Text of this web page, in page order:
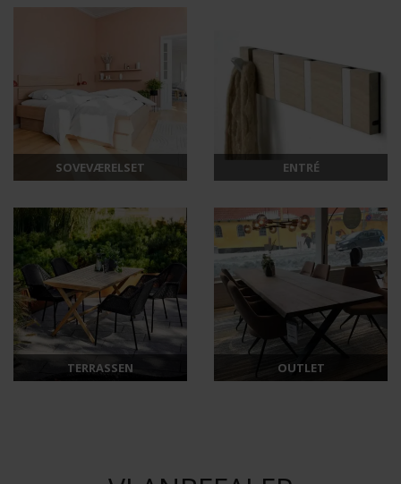
SOVEVÆRELSET ENTRÉ
TERRASSEN OUTLET